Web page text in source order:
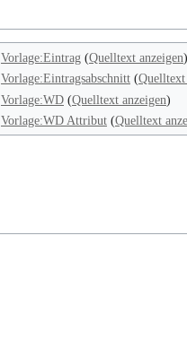
Vorlage:Eintrag(Quelltext anzeigen)
Vorlage:Eintragsabschnitt(Quelltext
Vorlage:WD(Quelltext anzeigen)
Vorlage:WD Attribut(Quelltext